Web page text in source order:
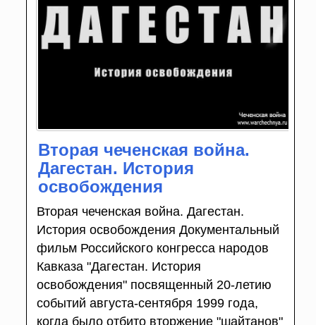
Вторая чеченская война.
Дагестан. История
освобождения
Вторая чеченская война. Дагестан.
История освобождения Документальный
фильм Российского конгресса народов
Кавказа "Дагестан. История
освобождения" посвященный 20-летию
событий августа-сентября 1999 года,
когда было отбито вторжение "шайтанов"